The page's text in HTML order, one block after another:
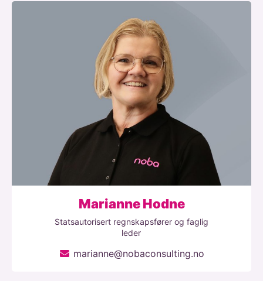
Marianne Hodne
Statsautorisert regnskapsfører og faglig
leder
marianne@nobaconsulting.no